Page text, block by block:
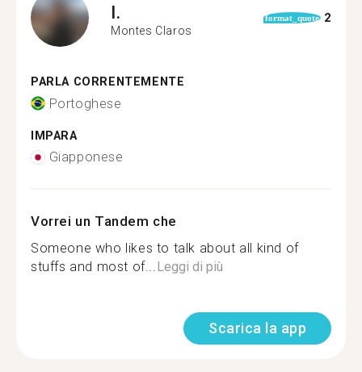
I.
Montes Claros
format_quote 2
PARLA CORRENTEMENTE
Portoghese
IMPARA
Giapponese
Vorrei un Tandem che
Someone who likes to talk about all kind of
stuffs and most of...Leggi di più
Scarica la app